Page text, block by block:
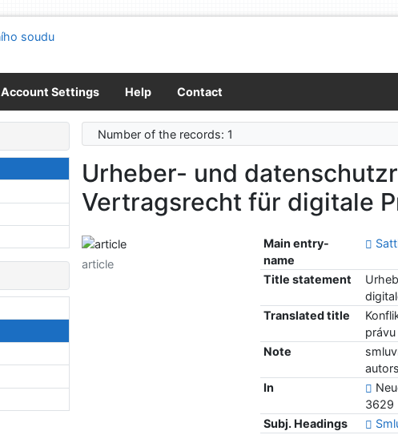
Account Settings Help Contact
Number of the records: 1
Urheber- und
Vertragsrecht für digitale
Main entry-
name
Title statement
Translated title
Note
In
3629
Subj. Headings
article